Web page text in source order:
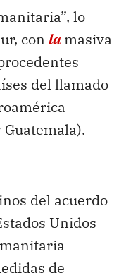
lo
con lamasiva
del llamado
del acuerdo
Unidos
-
de